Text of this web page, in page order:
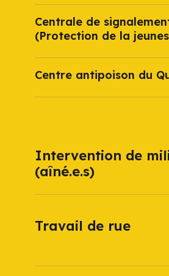
Centrale de
(Protection de la
Centre antipoison du
Intervention de
(aîné.e.s)
Travail de rue